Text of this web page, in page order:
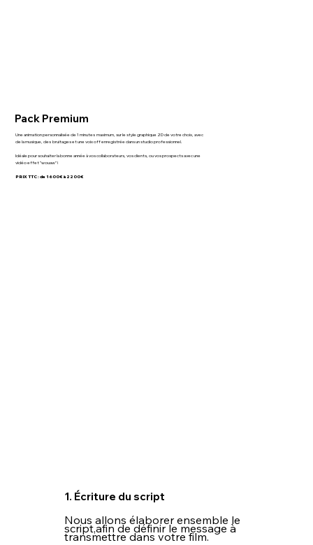
Pack Premium
Une animation personnalisée de 1 minutes maximum, sur le style graphique 2D de votre choix, avec
de la musique, des bruitages et une voix off enregistrée dans un studio professionnel.
Idéale pour souhaiter la bonne année à vos collaborateurs, vos clients, ou vos prospects avec une
vidéo effet "wouaw" !
PRIX TTC : de 1600€ à 2200€
1. Écriture du script
Nous allons élaborer ensemble le
script,afin de définir le message à
transmettre dans votre film.